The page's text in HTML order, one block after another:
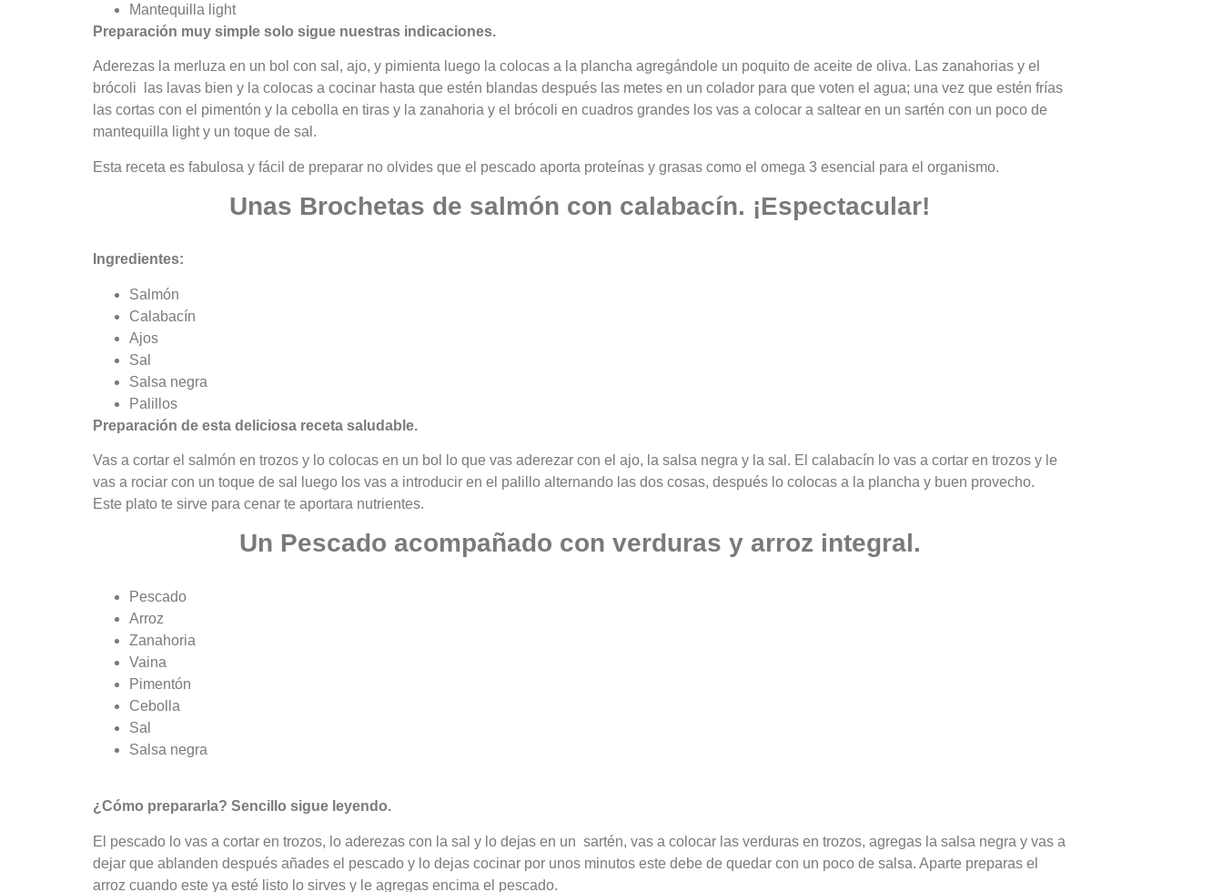
Mantequilla light
Preparación muy simple solo sigue nuestras indicaciones.
Aderezas la merluza en un bol con sal, ajo, y pimienta luego la colocas a la plancha agregándole un poquito de aceite de oliva. Las zanahorias y el
brócoli las lavas bien y la colocas a cocinar hasta que estén blandas después las metes en un colador para que voten el agua; una vez que estén frías
las cortas con el pimentón y la cebolla en tiras y la zanahoria y el brócoli en cuadros grandes los vas a colocar a saltear en un sartén con un poco de
mantequilla light y un toque de sal.
Esta receta es fabulosa y fácil de preparar no olvides que el pescado aporta proteínas y grasas como el omega 3 esencial para el organismo.
Unas Brochetas de salmón con calabacín. ¡Espectacular!
Ingredientes:
Salmón
Calabacín
Ajos
Sal
Salsa negra
Palillos
Preparación de esta deliciosa receta saludable.
Vas a cortar el salmón en trozos y lo colocas en un bol lo que vas aderezar con el ajo, la salsa negra y la sal. El calabacín lo vas a cortar en trozos y le
vas a rociar con un toque de sal luego los vas a introducir en el palillo alternando las dos cosas, después lo colocas a la plancha y buen provecho.
Este plato te sirve para cenar te aportara nutrientes.
Un Pescado acompañado con verduras y arroz integral.
Pescado
Arroz
Zanahoria
Vaina
Pimentón
Cebolla
Sal
Salsa negra
¿Cómo prepararla? Sencillo sigue leyendo.
El pescado lo vas a cortar en trozos, lo aderezas con la sal y lo dejas en un sartén, vas a colocar las verduras en trozos, agregas la salsa negra y vas a
dejar que ablanden después añades el pescado y lo dejas cocinar por unos minutos este debe de quedar con un poco de salsa. Aparte preparas el
arroz cuando este ya esté listo lo sirves y le agregas encima el pescado.